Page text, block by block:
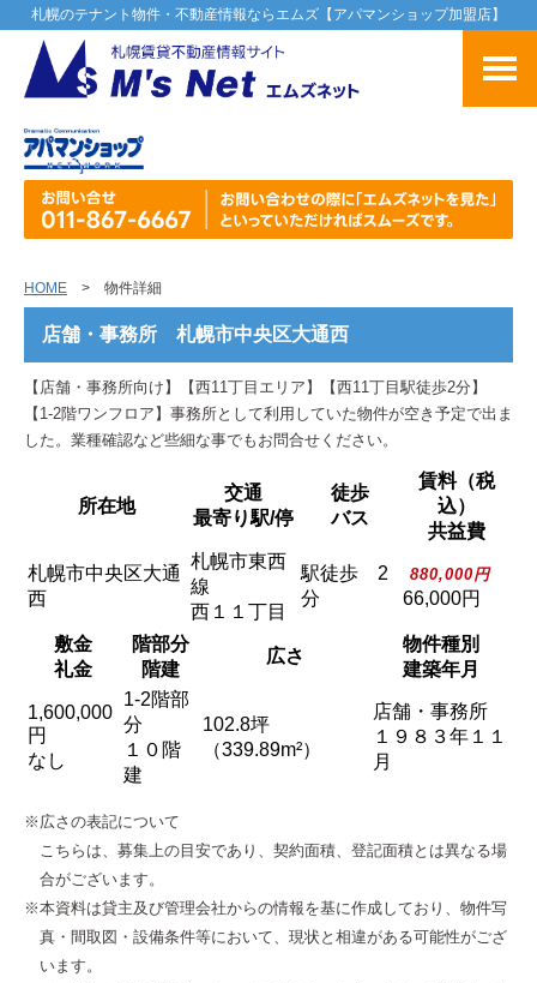
札幌のテナント物件・不動産情報ならエムズ【アパマンショップ加盟店】
HOME > 物件詳細
店舗・事務所 札幌市中央区大通西
【店舗・事務所向け】【西11丁目エリア】【西11丁目駅徒歩2分】
【1-2階ワンフロア】事務所として利用していた物件が空き予定で出ま
した。業種確認など些細な事でもお問合せください。
所在地
交通
最寄り駅/停
徒歩
バス
賃料（税
込）
共益費
札幌市中央区大通
西
札幌市東西
線
西１１丁目
駅徒歩 2
分
880,000円
66,000円
敷金
礼金
階部分
階建
広さ
物件種別
建築年月
1,600,000
円
なし
1-2階部
分
１０階
建
102.8坪
（339.89m²）
店舗・事務所
１９８３年１１
月
※広さの表記について
こちらは、募集上の目安であり、契約面積、登記面積とは異なる場
合がございます。
※本資料は貸主及び管理会社からの情報を基に作成しており、物件写
真・間取図・設備条件等において、現状と相違がある可能性がござ
います。